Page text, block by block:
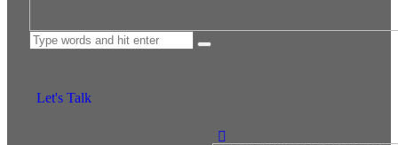
Let's Talk